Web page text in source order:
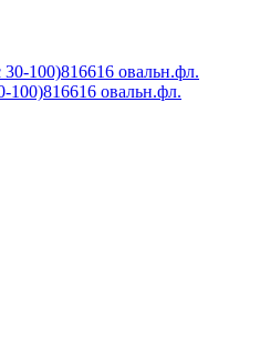
100)816616 овальн.фл.